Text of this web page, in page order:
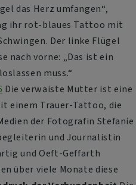
das Herz umfangen“,
ihr rot-blaues Tattoo mit
Der linke Flügel
nach vorne: „Das ist ein
muss.“
Die verwaiste Mutter ist eine
einem Trauer-Tattoo, die
der Fotografin Stefanie
und Journalistin
und Oeft-Geffarth
über viele Monate diese